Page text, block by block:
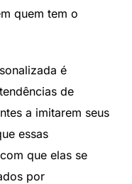
quem tem o
é
de
a imitarem seus
essas
que elas se
por